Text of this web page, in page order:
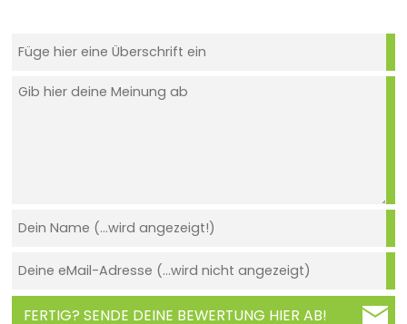
FERTIG? SENDE DEINE BEWERTUNG HIER AB!